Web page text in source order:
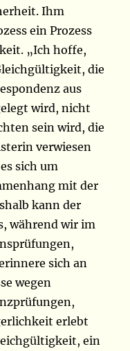
Ihm
ein Prozess
„Ich hoffe,
die
aus
wird, nicht
sein wird, die
verwiesen
sich um
mit der
kann der
während wir im
sich an
wegen
erlebt
ein